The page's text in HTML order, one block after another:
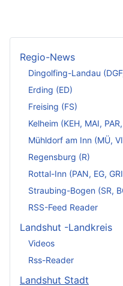
Regio-News
Dingolfing-Landau
Erding (ED)
Freising (FS)
Kelheim (KEH, MAI,
Mühldorf am Inn (MÜ,
Regensburg (R)
Rottal-Inn (PAN, EG,
Straubing-Bogen (SR,
RSS-Feed Reader
Landshut -Landkreis
Videos
Rss-Reader
Landshut Stadt